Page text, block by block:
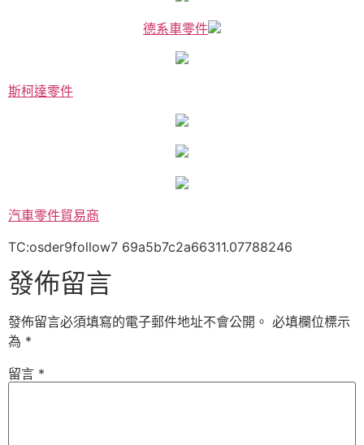
德系車零件
斯柯達零件
汽車零件貿易商
TC:osder9follow7 69a5b7c2a66311.07788246
發佈留言
發佈留言必須填寫的電子郵件地址不會公開。 必填欄位標示
為 *
留言 *